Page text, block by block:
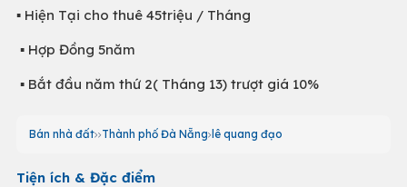
▪️ Hiện Tại cho thuê 45triệu / Tháng
▪️ Hợp Đồng 5năm
▪️ Bắt đầu năm thứ 2( Tháng 13) trượt giá 10%
Bán nhà đất Thành phố Đà Nẵng lê quang đạo
Tiện ích & Đặc điểm